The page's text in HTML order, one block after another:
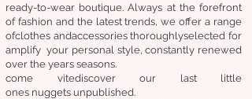
ready-to-wear boutique. Always at the forefront
of fashion and the latest trends, we offer a range
ofclothes andaccessories thoroughlyselected for
amplify your personal style, constantly renewed
over the years seasons.
come vitediscoverour last little
ones nuggets unpublished.